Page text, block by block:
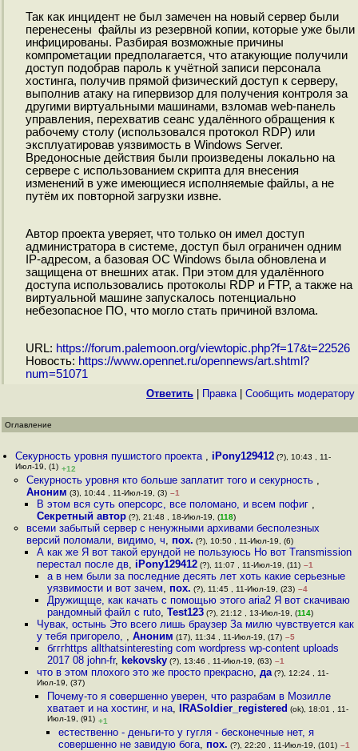
Так как инцидент не был замечен на новый сервер были
перенесены файлы из резервной копии, которые уже были
инфицированы. Разбирая возможные причины
компрометации предполагается, что атакующие получили
доступ подобрав пароль к учётной записи персонала
хостинга, получив прямой физический доступ к серверу,
выполнив атаку на гипервизор для получения контроля за
другими виртуальными машинами, взломав web-панель
управления, перехватив сеанс удалённого обращения к
рабочему столу (использовался протокол RDP) или
эксплуатировав уязвимость в Windows Server.
Вредоносные действия были произведены локально на
сервере с использованием скрипта для внесения
изменений в уже имеющиеся исполняемые файлы, а не
путём их повторной загрузки извне.
Автор проекта уверяет, что только он имел доступ
администратора в системе, доступ был ограничен одним
IP-адресом, а базовая ОС Windows была обновлена и
защищена от внешних атак. При этом для удалённого
доступа использовались протоколы RDP и FTP, а также на
виртуальной машине запускалось потенциально
небезопасное ПО, что могло стать причиной взлома.
URL: https://forum.palemoon.org/viewtopic.php?f=17&t=22526
Новость: https://www.opennet.ru/opennews/art.shtml?
num=51071
Ответить Правка| Cообщить модератору
Оглавление
Секурность уровня пушистого проекта , iPony129412 (?), 10:43 , 11-
Июл-19, (1) +12
Секурность уровня кто больше заплатит того и секурность ,
Аноним (3), 10:44 , 11-Июл-19, (3) –1
В этом вся суть оперсорс, все поломано, и всем пофиг ,
Секретный автор(?), 21:48 , 18-Июл-19, (118)
всеми забытый сервер с ненужными архивами бесполезных
версий поломали, видимо, ч, пох. (?), 10:50 , 11-Июл-19, (6)
А как же Я вот такой ерундой не пользуюсь Но вот Transmission
перестал после дв, iPony129412(?), 11:07 , 11-Июл-19, (11) –1
а в нем были за последние десять лет хоть какие серьезные
уязвимости и вот зачем, пох. (?), 11:45 , 11-Июл-19, (23) –4
Дружищще, как качать с помощью этого aria2 Я вот скачиваю
рандомный файл с ruto,Test123 (?), 21:12 , 13-Июл-19, (114)
Чувак, остынь Это всего лишь браузер За милю чувствуется как
у тебя пригорело, , Аноним (17), 11:34 , 11-Июл-19, (17) –5
бгггhttps allthatsinteresting com wordpress wp-content uploads
2017 08 john-fr, kekovsky (?), 13:46 , 11-Июл-19, (63) –1
что в этом плохого это же просто прекрасно, да(?), 12:24 , 11-
Июл-19, (37)
Почему-то я совершенно уверен, что разрабам в Мозилле
хватает и на хостинг, и на, IRASoldier_registered (ok), 18:01 , 11-
Июл-19, (91) +1
естественно - деньги-то у гугля - бесконечные нет, я
совершенно не завидую бога, пох. (?), 22:20 , 11-Июл-19, (101) –1